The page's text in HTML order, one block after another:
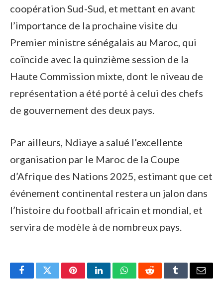
coopération Sud-Sud, et mettant en avant
l’importance de la prochaine visite du
Premier ministre sénégalais au Maroc, qui
coïncide avec la quinzième session de la
Haute Commission mixte, dont le niveau de
représentation a été porté à celui des chefs
de gouvernement des deux pays.
Par ailleurs, Ndiaye a salué l’excellente
organisation par le Maroc de la Coupe
d’Afrique des Nations 2025, estimant que cet
événement continental restera un jalon dans
l’histoire du football africain et mondial, et
servira de modèle à de nombreux pays.
FacebookTwitterPinterestLinkedInWhatsAppRedditTumblrEmail